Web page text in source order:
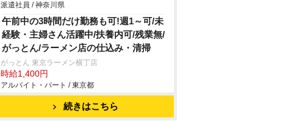
派遣社員 / 神奈川県
午前中の3時間だけ勤務も可!週1～可/未
経験・主婦さん活躍中/扶養内可/残業無/
がっとん/ラーメン店の仕込み・清掃
がっとん 東京ラーメン横丁店
時給1,400円
アルバイト・パート / 東京都
続きはこちら